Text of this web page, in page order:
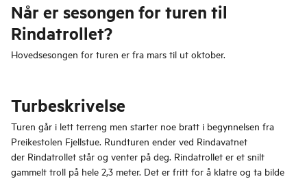
Når er sesongen for turen til
Rindatrollet?
Hovedsesongen for turen er fra mars til ut oktober.
Turbeskrivelse
Turen går i lett terreng men starter noe bratt i begynnelsen fra
Preikestolen Fjellstue. Rundturen ender ved Rindavatnet
der Rindatrollet står og venter på deg. Rindatrollet er et snilt
gammelt troll på hele 2,3 meter. Det er fritt for å klatre og ta bilde